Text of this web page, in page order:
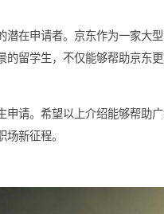
项目寻找的重要群体。在
名度。拥有市场营销背景
项目的潜在申请者。京东